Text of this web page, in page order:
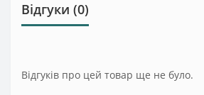
Відгуки (0)
Відгуків про цей товар ще не було.